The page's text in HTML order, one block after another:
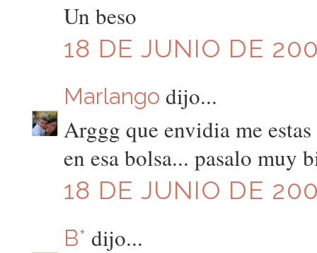
Un beso
18 DE JUNIO DE
Marlango dijo...
Arggg que envidia me
en esa bolsa... pasalo muy
18 DE JUNIO DE
B* dijo...